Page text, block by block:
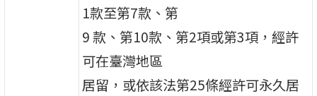
1款至第7款、第
9 款、第10款、第2項或第3項，經許
可在臺灣地區
居留，或依該法第25條經許可永久居